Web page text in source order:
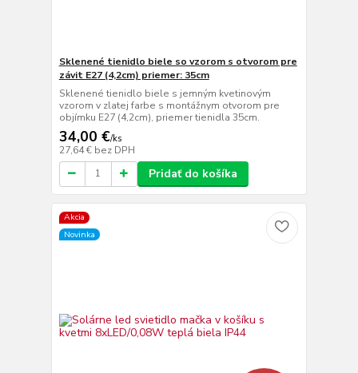
Sklenené tienidlo biele so vzorom s otvorom pre
závit E27 (4,2cm) priemer: 35cm
Sklenené tienidlo biele s jemným kvetinovým
vzorom v zlatej farbe s montážnym otvorom pre
objímku E27 (4,2cm), priemer tienidla 35cm.
34,00 €/ks
27,64 € bez DPH
Pridať do košíka
Akcia
Novinka